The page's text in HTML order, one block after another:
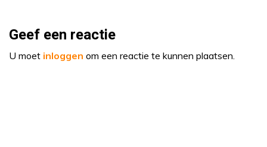
Geef een reactie
U moet inloggen om een reactie te kunnen plaatsen.